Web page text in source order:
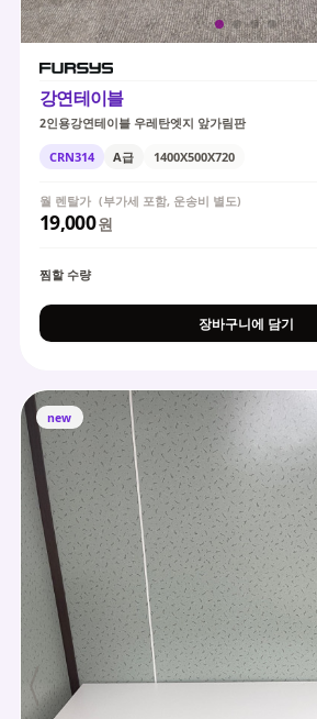
강연테이블
2인용강연테이블 우레탄엣지 앞가림판
CRN314 A급 1400X500X720
월 렌탈가 (부가세 포함, 운송비 별도)
19,000원
찜할 수량
장바구니에 담기
new